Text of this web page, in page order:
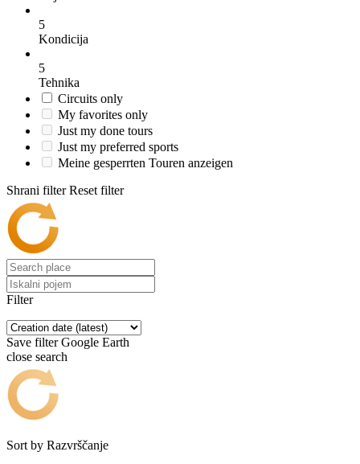
5
Kondicija
5
Tehnika
Circuits only
My favorites only
Just my done tours
Just my preferred sports
Meine gesperrten Touren anzeigen
Shrani filter Reset filter
Filter
Save filter Google Earth
close search
Sort by Razvrščanje